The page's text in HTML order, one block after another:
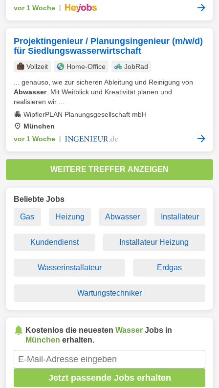
vor 1 Woche
Projektingenieur / Planungsingenieur (m/w/d)
für Siedlungswasserwirtschaft
Vollzeit Home-Office
JobRad
... genauso, wie zur sicheren Ableitung und Reinigung von
Abwasser. Mit Weitblick und Kreativität planen und
realisieren wir ...
WipflerPLAN Planungsgesellschaft mbH
München
vor 1 Woche
WEITERE TREFFER ANZEIGEN
Beliebte Jobs
Gas Heizung Abwasser Installateur
Kundendienst Installateur Heizung
Wasserinstallateur Erdgas
Wartungstechniker
Kostenlos die neuesten Wasser Jobs in
München erhalten.
Jetzt passende Jobs erhalten